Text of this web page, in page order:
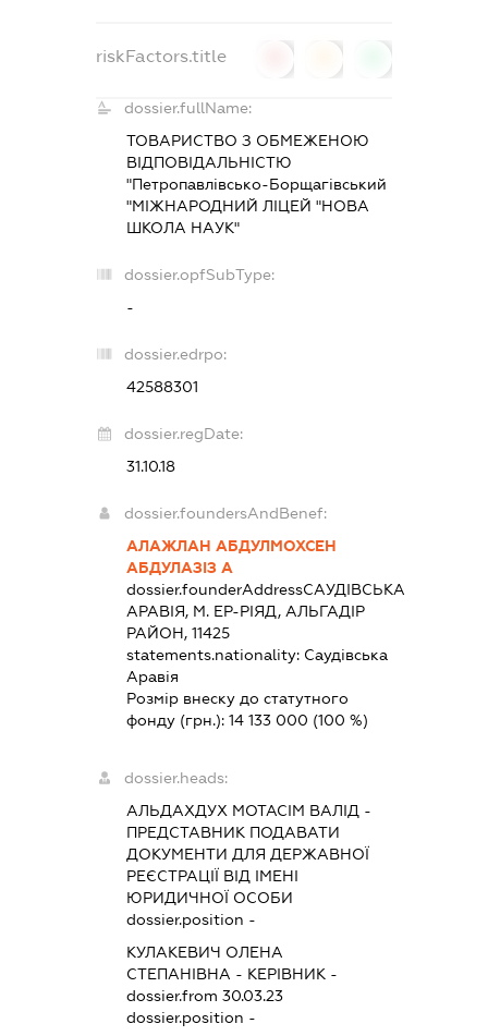
riskFactors.title
dossier.fullName:
ТОВАРИСТВО З ОБМЕЖЕНОЮ
ВІДПОВІДАЛЬНІСТЮ
"Петропавлівсько-Борщагівський
"МІЖНАРОДНИЙ ЛІЦЕЙ "НОВА
ШКОЛА НАУК"
dossier.opfSubType:
-
dossier.edrpo:
42588301
dossier.regDate:
31.10.18
dossier.foundersAndBenef:
АЛАЖЛАН АБДУЛМОХСЕН
АБДУЛАЗІЗ А
dossier.founderAddressСАУДІВСЬКА
АРАВІЯ, М. ЕР-РІЯД, АЛЬГАДІР
РАЙОН, 11425
statements.nationality: Саудівська
Аравія
Розмір внеску до статутного
фонду (грн.):14 133 000 (100 %)
dossier.heads:
АЛЬДАХДУХ МОТАСІМ ВАЛІД -
ПРЕДСТАВНИК ПОДАВАТИ
ДОКУМЕНТИ ДЛЯ ДЕРЖАВНОЇ
РЕЄСТРАЦІЇ ВІД ІМЕНІ
ЮРИДИЧНОЇ ОСОБИ
dossier.position -
КУЛАКЕВИЧ ОЛЕНА
СТЕПАНІВНА - КЕРІВНИК -
dossier.from 30.03.23
dossier.position -